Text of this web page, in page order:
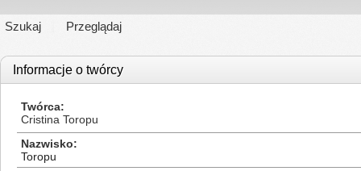
Szukaj Przeglądaj
Informacje o twórcy
Twórca
Cristina Toropu
Nazwisko
Toropu